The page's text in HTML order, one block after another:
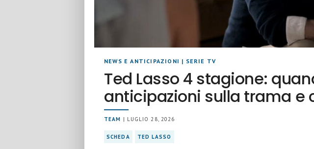
NEWS E ANTICIPAZIONI | SERIE TV
Ted Lasso 4 stagione:
anticipazioni sulla trama e
TEAM | LUGLIO 28, 2026
SCHEDA TED LASSO